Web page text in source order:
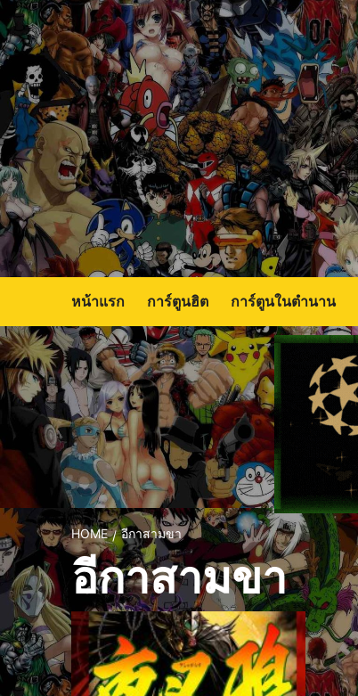
Skip
to
content
หน้าแรก การ์ตูนฮิต การ์ตูนในตำนาน
HOME อีกาสามขา
อีกาสามขา